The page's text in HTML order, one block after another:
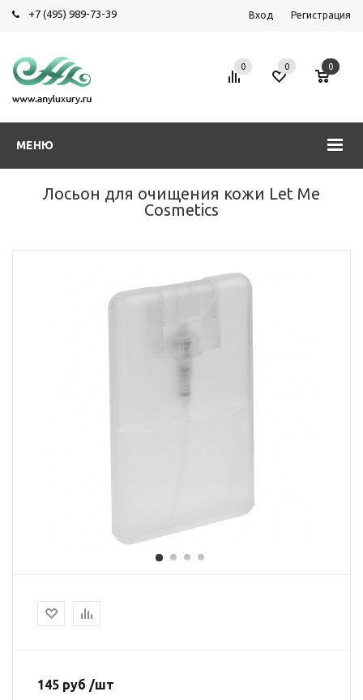
+7 (495) 989-73-39 Вход Регистрация
МЕНЮ
0 0 0
Лосьон для очищения кожи Let Me
Cosmetics
145 руб /шт